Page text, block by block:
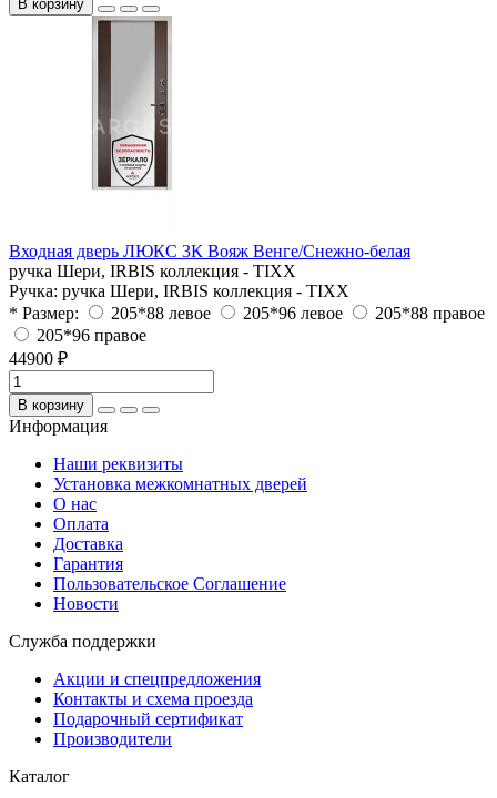
В корзину
Входная дверь ЛЮКС 3К Вояж Венге/Снежно-белая
ручка Шери, IRBIS коллекция - TIXX
Ручка: ручка Шери, IRBIS коллекция - TIXX
* Размер:
205*88 левое 205*96 левое
205*88 правое
205*96 правое
44900 ₽
В корзину
Информация
Наши реквизиты
Установка межкомнатных дверей
О нас
Оплата
Доставка
Гарантия
Пользовательское Соглашение
Новости
Служба поддержки
Акции и спецпредложения
Контакты и схема проезда
Подарочный сертификат
Производители
Каталог